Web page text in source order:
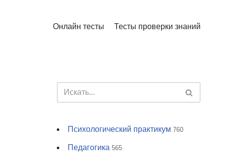
Онлайн тесты Тесты проверки знаний
Психологический практикум 760
Педагогика 565